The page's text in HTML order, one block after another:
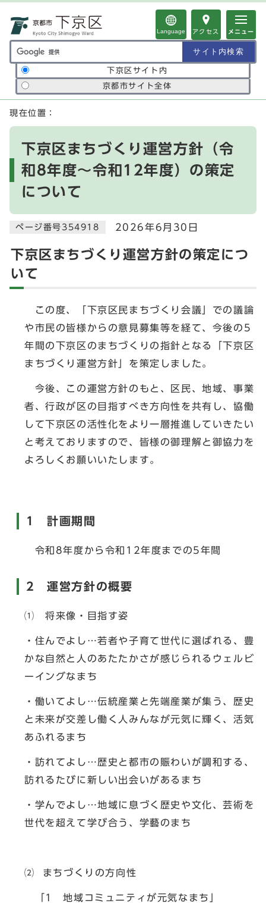
Language アクセス メニュー
サイト内検索の範囲
下京区サイト内
京都市サイト全体
ここから本文です
現在位置：
下京区まちづくり運営方針（令
和8年度～令和12年度）の策定
について
ページ番号354918 2026年6月30日
下京区まちづくり運営方針の策定につ
いて
この度、「下京区民まちづくり会議」での議論
や市民の皆様からの意見募集等を経て、今後の5
年間の下京区のまちづくりの指針となる「下京区
まちづくり運営方針」を策定しました。
今後、この運営方針のもと、区民、地域、事業
者、行政が区の目指すべき方向性を共有し、協働
して下京区の活性化をより一層推進していきたい
と考えておりますので、皆様の御理解と御協力を
よろしくお願いいたします。
1 計画期間
令和8年度から令和12年度までの5年間
2 運営方針の概要
⑴ 将来像・目指す姿
・住んでよし…若者や子育て世代に選ばれる、豊
かな自然と人のあたたかさが感じられるウェルビ
ーイングなまち
・働いてよし…伝統産業と先端産業が集う、歴史
と未来が交差し働く人みんなが元気に輝く、活気
あふれるまち
・訪れてよし…歴史と都市の賑わいが調和する、
訪れるたびに新しい出会いがあるまち
・学んでよし…地域に息づく歴史や文化、芸術を
世代を超えて学び合う、学藝のまち
⑵ まちづくりの方向性
「1 地域コミュニティが元気なまち」